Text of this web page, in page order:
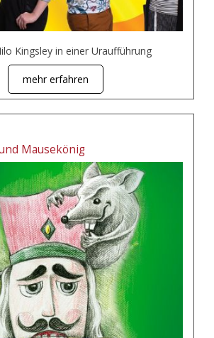
Kingsley in einer Uraufführung
mehr erfahren
Mausekönig